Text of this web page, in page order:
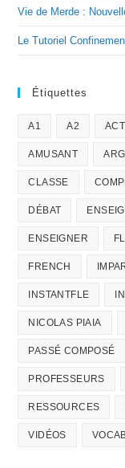
Vie de Merde :
Le Tutoriel
Étiquettes
A1 A2
AMUSANT
CLASSE
DÉBAT
ENSEIGNER
FRENCH
INSTANTFLE
NICOLAS PIAIA
PASSÉ COMPOSÉ
PROFESSEURS
RESSOURCES
VIDÉOS